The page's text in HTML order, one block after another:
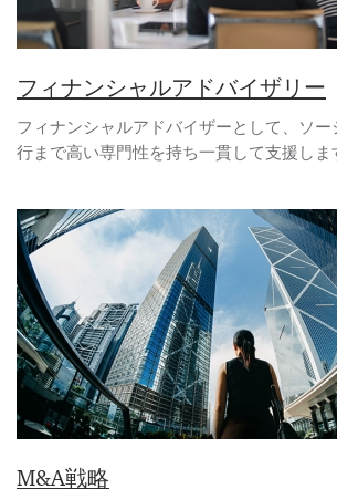
フィナンシャルアドバイザリー
フィナンシャルアドバイザーとして、ソ
行まで高い専門性を持ち一貫して支援しま
M&A戦略